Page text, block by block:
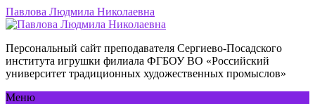
Павлова Людмила Николаевна
Персональный сайт преподавателя Сергиево-Посадского
института игрушки филиала ФГБОУ ВО «Российский
университет традиционных художественных промыслов»
Меню